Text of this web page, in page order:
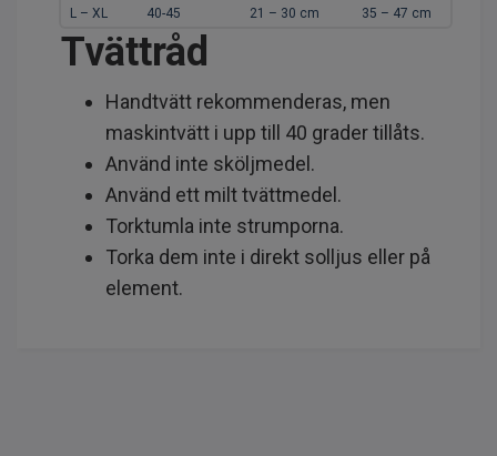
L – XL
40-45 21 – 30 cm 35 – 47 cm
Tvättråd
Handtvätt rekommenderas, men
maskintvätt i upp till 40 grader tillåts.
Använd inte sköljmedel.
Använd ett milt tvättmedel.
Torktumla inte strumporna.
Torka dem inte i direkt solljus eller på
element.